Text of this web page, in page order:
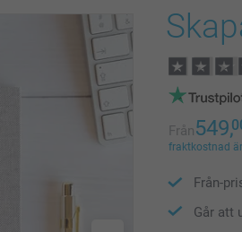
Från549,
fraktkostnad
Från-
Går att